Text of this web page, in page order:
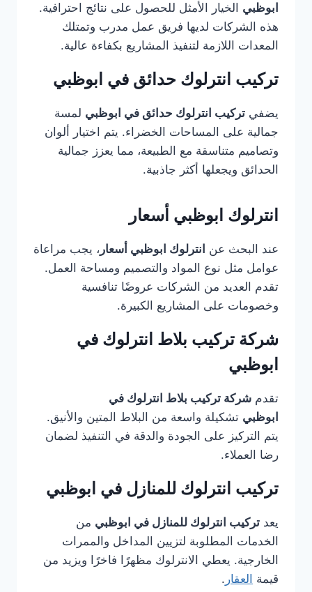
ابوظبي الخيار الأمثل للحصول على نتائج احترافية.
هذه الشركات لديها فريق عمل مدرب وتمتلك
المعدات اللازمة لتنفيذ المشاريع بكفاءة عالية.
تركيب انترلوك حدائق في ابوظبي
يضفي تركيب انترلوك حدائق في ابوظبي لمسة
جمالية على المساحات الخضراء. يتم اختيار ألوان
وتصاميم متناسقة مع الطبيعة، مما يعزز جمالية
الحدائق ويجعلها أكثر جاذبية.
انترلوك ابوظبي أسعار
عند البحث عن انترلوك ابوظبي أسعار ، يجب مراعاة
عوامل مثل نوع المواد والتصميم ومساحة العمل.
تقدم العديد من الشركات عروضًا تنافسية
وخصومات على المشاريع الكبيرة.
شركة تركيب بلاط انترلوك في
ابوظبي
تقدم شركة تركيب بلاط انترلوك في
ابوظبي تشكيلة واسعة من البلاط المتين والأنيق.
يتم التركيز على الجودة والدقة في التنفيذ لضمان
رضا العملاء.
تركيب انترلوك للمنازل في ابوظبي
يعد تركيب انترلوك للمنازل في ابوظبي من
الخدمات المطلوبة لتزيين المداخل والممرات
الخارجية. يعطي الانترلوك مظهرًا فاخرًا ويزيد من
قيمة العقار .